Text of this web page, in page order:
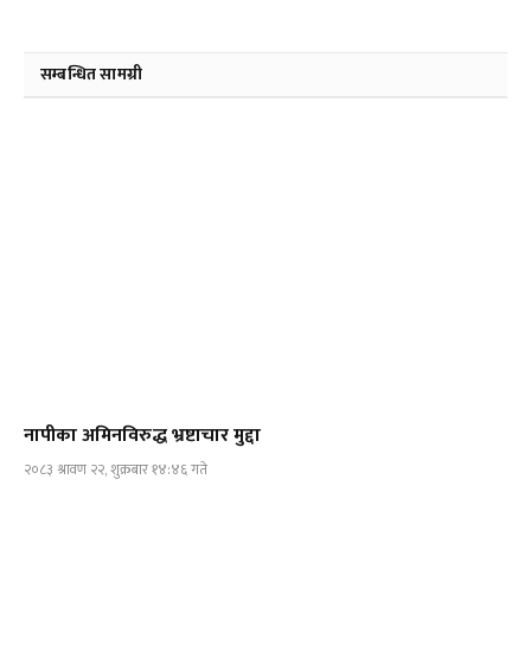
सम्बन्धित सामग्री
नापीका अमिनविरुद्ध भ्रष्टाचार मुद्दा
२०८३ श्रावण २२, शुक्रबार १४:४६ गते